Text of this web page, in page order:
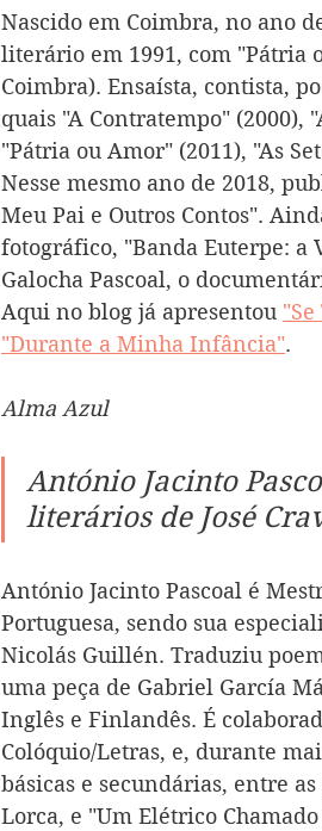
Nascido em Coimbra, no ano
literário em 1991, com "Pátria
Coimbra). Ensaísta, contista,
quais "A Contratempo" (2000),
"Pátria ou Amor" (2011), "As
Nesse mesmo ano de 2018,
Meu Pai e Outros Contos".
fotográfico, "Banda Euterpe: a
Galocha Pascoal, o
Aqui no blog já apresentou
"Durante a Minha Infância".
Alma Azul
António Jacinto
literários de José
António Jacinto Pascoal é
Portuguesa, sendo sua
Nicolás Guillén. Traduziu
uma peça de Gabriel García
Inglês e Finlandês. É
Colóquio/Letras, e, durante
básicas e secundárias, entre
Lorca, e "Um Elétrico